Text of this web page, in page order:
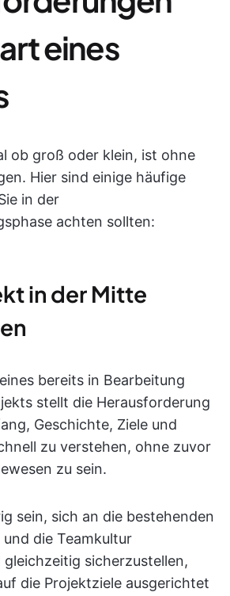
eines
ob groß oder klein, ist ohne
Hier sind einige häufige
in der
achten sollten:
in der Mitte
bereits in Bearbeitung
stellt die Herausforderung
Geschichte, Ziele und
zu verstehen, ohne zuvor
zu sein.
sein, sich an die bestehenden
die Teamkultur
gleichzeitig sicherzustellen,
die Projektziele ausgerichtet